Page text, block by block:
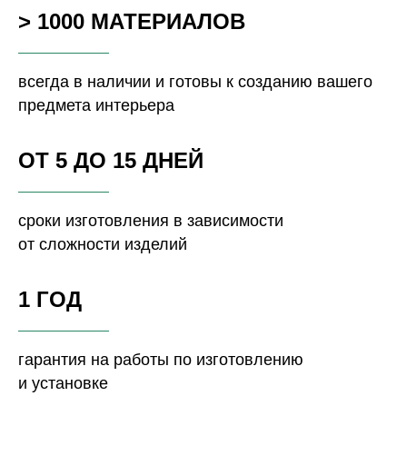
> 1000 МАТЕРИАЛОВ
всегда в наличии и готовы к созданию вашего
предмета интерьера
ОТ 5 ДО 15 ДНЕЙ
сроки изготовления в зависимости
от сложности изделий
1 ГОД
гарантия на работы по изготовлению
и установке